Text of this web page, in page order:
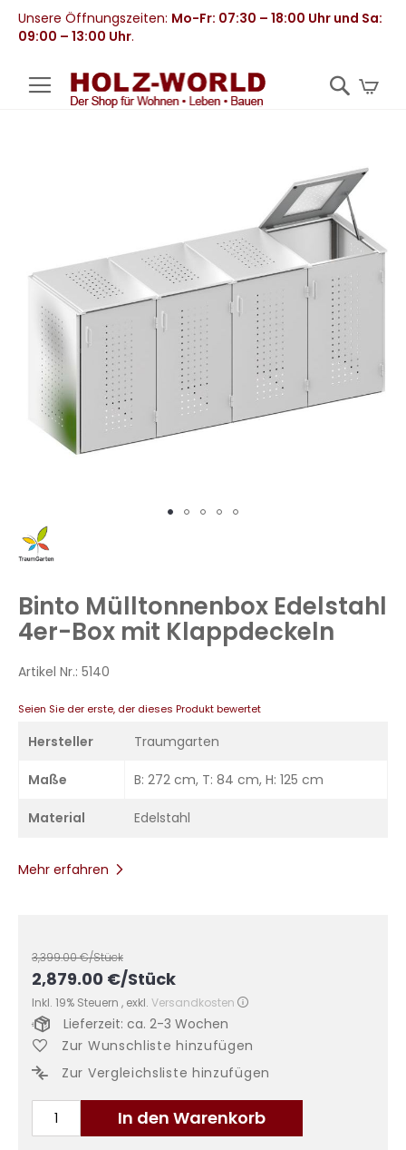
Unsere Öffnungszeiten: Mo-Fr: 07:30 – 18:00 Uhr und Sa:
09:00 – 13:00 Uhr.
Zum
Anfang
springen
Binto Mülltonnenbox Edelstahl
4er-Box mit Klappdeckeln
Artikel Nr.: 5140
Seien Sie der erste, der dieses Produkt bewertet
Hersteller Traumgarten
Maße B: 272 cm, T: 84 cm, H: 125 cm
Material Edelstahl
Mehr erfahren
3,399.00€/Stück
2,879.00 €/Stück
Inkl. 19% Steuern , exkl. Versandkosten
In den Warenkorb
Lieferzeit: ca. 2-3 Wochen
Zur Wunschliste hinzufügen
Zur Vergleichsliste hinzufügen